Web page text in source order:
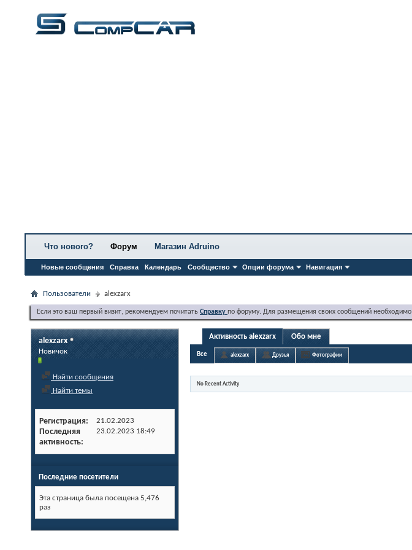
Что нового? Форум
Новые сообщения Справка Календарь Сообщество Опции форума Навигация
Магазин Adruino
Пользователи alexzarx
Если это ваш первый визит, рекомендуем почитать Справку по форуму. Для размещения своих сообщений необходимо
alexzarx
Новичок
Найти сообщения
Найти темы
Регистрация 21.02.2023
Последняя
активность
23.02.2023 18:49
Последние посетители
Эта страница была посещена 5,476
раз
Активность alexzarx Обо мне
Все alexzarx Друзья Фотографии
No Recent Activity